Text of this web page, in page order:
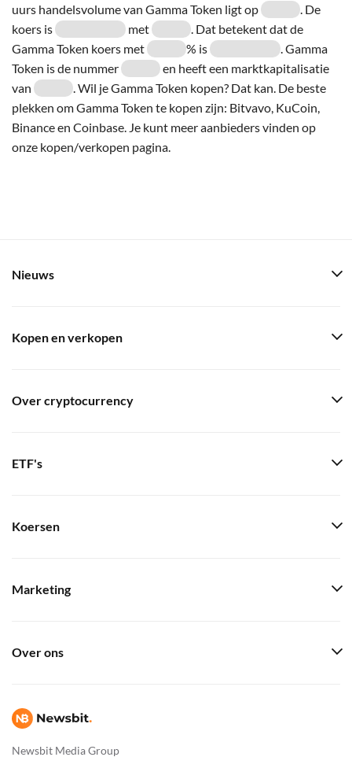
uurs handelsvolume van Gamma Token ligt op
. De
koers is
met
. Dat betekent dat de
Gamma Token koers met
% is
. Gamma
Token is de nummer
en heeft een marktkapitalisatie
van
. Wil je Gamma Token kopen? Dat kan. De beste
plekken om Gamma Token te kopen zijn: Bitvavo, KuCoin,
Binance en Coinbase. Je kunt meer aanbieders vinden op
onze kopen/verkopen pagina.
Newsbit Media Group
Nieuws
Kopen en verkopen
Over cryptocurrency
ETF's
Koersen
Marketing
Over ons